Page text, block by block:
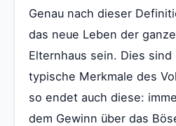
Genau nach dieser
das neue Leben der
Elternhaus sein. Dies
typische Merkmale des
so endet auch diese:
dem Gewinn über das